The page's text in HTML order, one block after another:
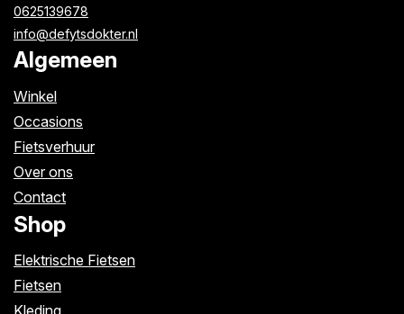
0625139678
info@defytsdokter.nl
Algemeen
Winkel
Occasions
Fietsverhuur
Over ons
Contact
Shop
Elektrische Fietsen
Fietsen